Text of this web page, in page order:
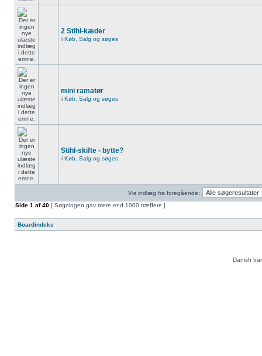
2 Stihl-kæder
i Køb, Salg og søges
mini ramatør
i Køb, Salg og søges
Stihl-skifte - bytte?
i Køb, Salg og søges
Vis indlæg fra foregående:
Side 1 af40 [ Søgningen gav mere end 1000 træffere ]
Boardindeks
Danish